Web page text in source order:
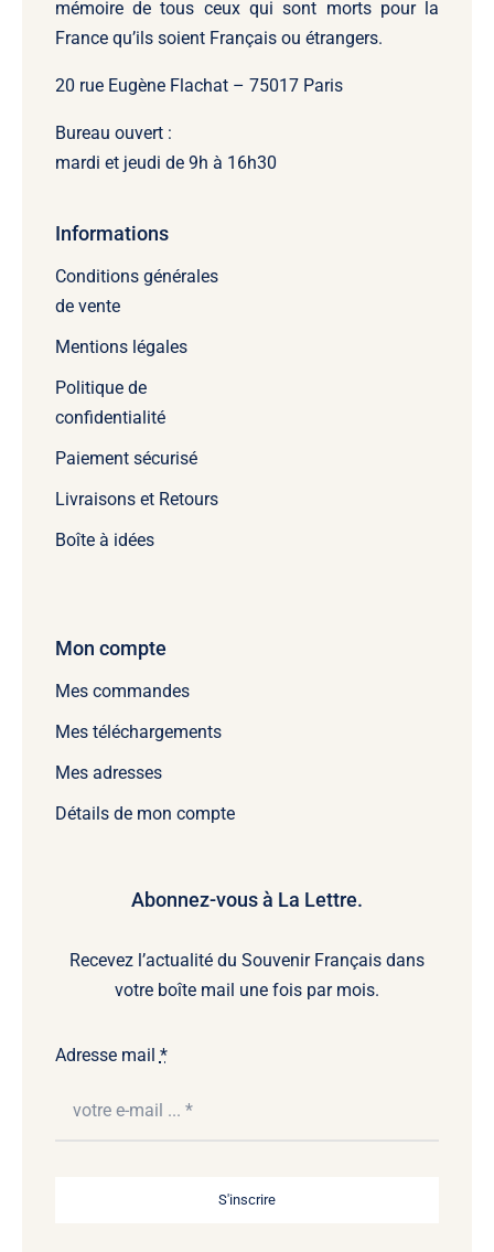
mémoire de tous ceux qui sont morts pour la
France qu’ils soient Français ou étrangers.
20 rue Eugène Flachat – 75017 Paris
Bureau ouvert :
mardi et jeudi de 9h à 16h30
Informations
Conditions générales
de vente
Mentions légales
Politique de
confidentialité
Paiement sécurisé
Livraisons et Retours
Boîte à idées
Mon compte
Mes commandes
Mes téléchargements
Mes adresses
Détails de mon compte
Abonnez-vous à La Lettre.
Recevez l’actualité du Souvenir Français dans
votre boîte mail une fois par mois.
Adresse mail *
S'inscrire